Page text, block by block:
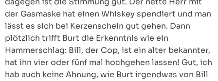
der Gasmaske hat einen Whiskey spendiert und man
lässt es sich bei Kerzenschein gut gehen. Dann
plötzlich trifft Burt die Erkenntnis wie ein
Hammerschlag: Bill, der Cop, ist ein alter bekannter,
hat ihn vier oder fünf mal hochgehen lassen! Gut, ich
hab auch keine Ahnung, wie Burt irgendwas von Bill